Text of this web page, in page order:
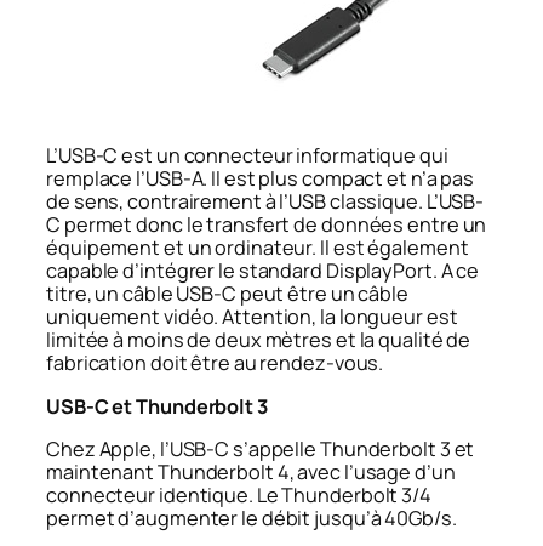
L’USB-C est un connecteur informatique qui
remplace l’USB-A. Il est plus compact et n’a pas
de sens, contrairement à l’USB classique. L’USB-
C permet donc le transfert de données entre un
équipement et un ordinateur. Il est également
capable d’intégrer le standard DisplayPort. A ce
titre, un câble USB-C peut être un câble
uniquement vidéo. Attention, la longueur est
limitée à moins de deux mètres et la qualité de
fabrication doit être au rendez-vous.
USB-C et Thunderbolt 3
Chez Apple, l’USB-C s’appelle Thunderbolt 3 et
maintenant Thunderbolt 4, avec l’usage d’un
connecteur identique. Le Thunderbolt 3/4
permet d’augmenter le débit jusqu’à 40Gb/s.